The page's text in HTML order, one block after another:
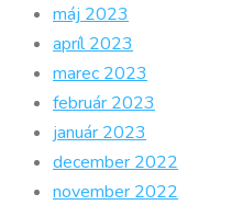
máj 2023
apríl 2023
marec 2023
február 2023
január 2023
december 2022
november 2022